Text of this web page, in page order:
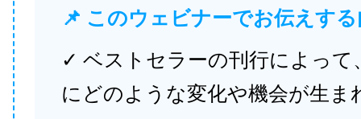
📌 このウェビナーでお伝えす
✓ ベストセラーの刊行によって
にどのような変化や機会が生ま